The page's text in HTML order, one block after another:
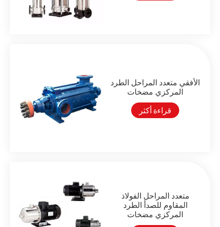
الأفقي متعدد المراحل الطرد
المركزي مضخات
قراءة أكثر
متعدد المراحل الفولاذ
المقاوم للصدأ الطرد
المركزي مضخات